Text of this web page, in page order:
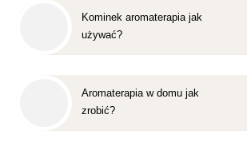
Kominek aromaterapia jak
używać?
Aromaterapia w domu jak
zrobić?